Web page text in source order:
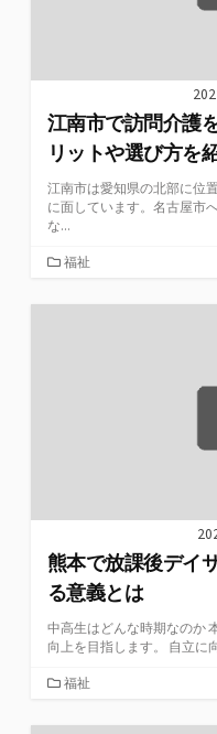
江南市で訪問介護
リットや選び方を
江南市は愛知県の北部に位
に面しています。名古屋市
な...
カ
ゴ
福祉
熊本で放課後デイ
る意義とは
中高生はどんな時期なのか
向上を目指します。 自立に
カ
ゴ
福祉